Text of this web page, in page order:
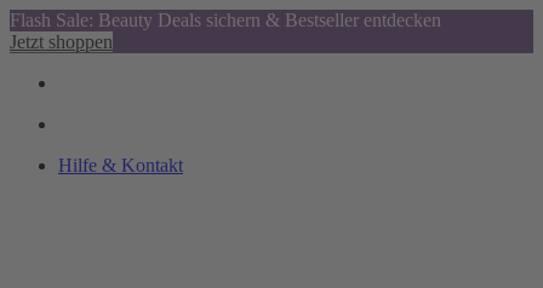
Flash Sale: Beauty Deals sichern & Bestseller entdecken
Jetzt shoppen
Hilfe & Kontakt